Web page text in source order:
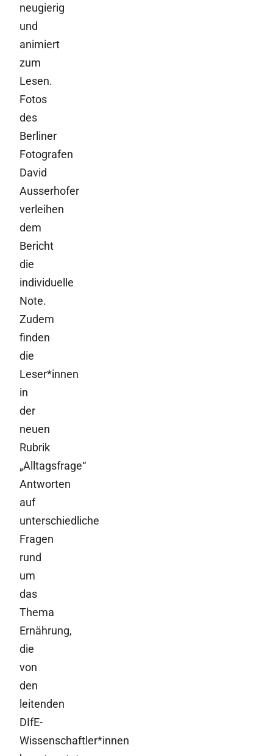
neugierig
und
animiert
zum
Lesen.
Fotos
des
Berliner
Fotografen
David
Ausserhofer
verleihen
dem
Bericht
die
individuelle
Note.
Zudem
finden
die
Leser*innen
in
der
neuen
Rubrik
„Alltagsfrage“
Antworten
auf
unterschiedliche
Fragen
rund
um
das
Thema
Ernährung,
die
von
den
leitenden
DIfE-
Wissenschaftler*innen